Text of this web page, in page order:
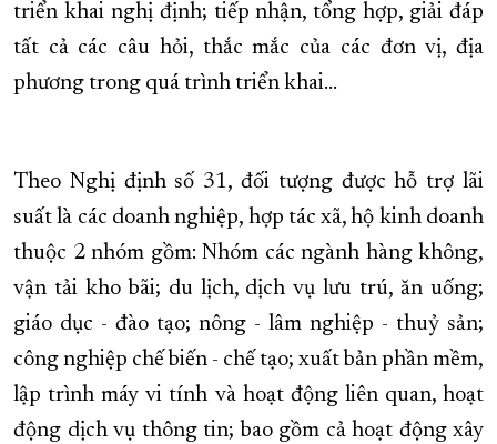
triển khai nghị định; tiếp nhận, tổng hợp, giải đáp
tất cả các câu hỏi, thắc mắc của các đơn vị, địa
phương trong quá trình triển khai…
Theo Nghị định số 31, đối tượng được hỗ trợ lãi
suất là các doanh nghiệp, hợp tác xã, hộ kinh doanh
thuộc 2 nhóm gồm: Nhóm các ngành hàng không,
vận tải kho bãi; du lịch, dịch vụ lưu trú, ăn uống;
giáo dục - đào tạo; nông - lâm nghiệp - thuỷ sản;
công nghiệp chế biến - chế tạo; xuất bản phần mềm,
lập trình máy vi tính và hoạt động liên quan, hoạt
động dịch vụ thông tin; bao gồm cả hoạt động xây